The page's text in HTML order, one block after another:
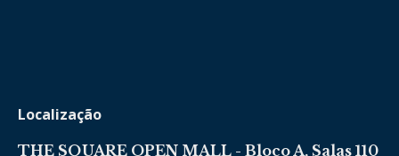
Localização
THE SQUARE OPEN MALL - Bloco A, Salas 110